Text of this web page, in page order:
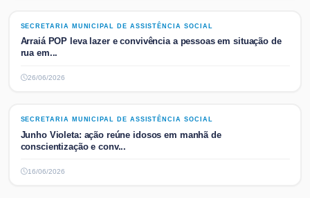
SECRETARIA MUNICIPAL DE ASSISTÊNCIA SOCIAL
SECRETARIA MUNICIPAL DE ASSISTÊNCIA SOCIAL
Arraiá POP leva lazer e convivência a pessoas em situação de
rua em...
26/06/2026
SECRETARIA MUNICIPAL DE ASSISTÊNCIA SOCIAL
SECRETARIA MUNICIPAL DE ASSISTÊNCIA SOCIAL
Junho Violeta: ação reúne idosos em manhã de
conscientização e conv...
16/06/2026